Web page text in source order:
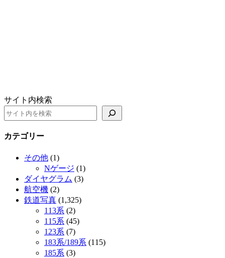
サイト内検索
カテゴリー
その他 (1)
Nゲージ (1)
ダイヤグラム (3)
航空機 (2)
鉄道写真 (1,325)
113系 (2)
115系 (45)
123系 (7)
183系/189系 (115)
185系 (3)